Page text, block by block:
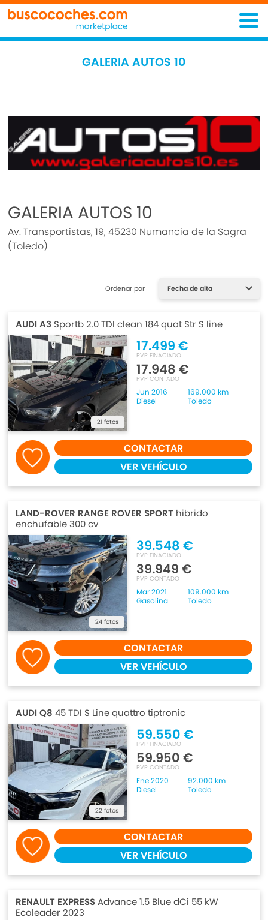
GALERIA AUTOS 10
GALERIA AUTOS 10
Av. Transportistas, 19, 45230 Numancia de la Sagra
(Toledo)
Ordenar por
AUDI A3 Sportb 2.0 TDI clean 184 quat Str S line
21 fotos
17.499 €
PVP FINACIADO
17.948 €
PVP CONTADO
Jun 2016
169.000 km
Diesel
Toledo
CONTACTAR
VER VEHÍCULO
LAND-ROVER RANGE ROVER SPORT hibrido
enchufable 300 cv
24 fotos
39.548 €
PVP FINACIADO
39.949 €
PVP CONTADO
Mar 2021
109.000 km
Gasolina
Toledo
CONTACTAR
VER VEHÍCULO
AUDI Q8 45 TDI S Line quattro tiptronic
22 fotos
59.550 €
PVP FINACIADO
59.950 €
PVP CONTADO
Ene 2020
92.000 km
Diesel
Toledo
CONTACTAR
VER VEHÍCULO
RENAULT EXPRESSAdvance 1.5 Blue dCi 55 kW
Ecoleader 2023